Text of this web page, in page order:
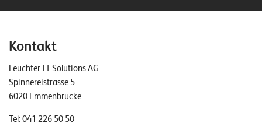
Kontakt
Leuchter IT Solutions AG
Spinnereistrasse 5
6020 Emmenbrücke
Tel:041 226 50 50